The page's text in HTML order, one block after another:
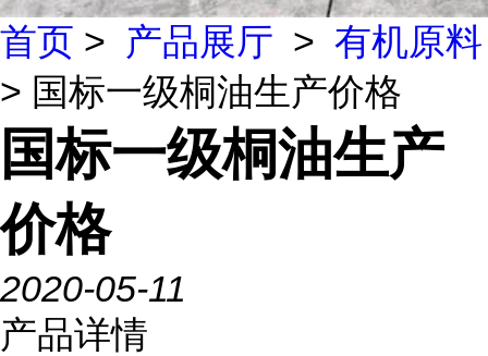
首页 > 产品展厅 > 有机原料
> 国标一级桐油生产价格
国标一级桐油生产
价格
2020-05-11
产品详情